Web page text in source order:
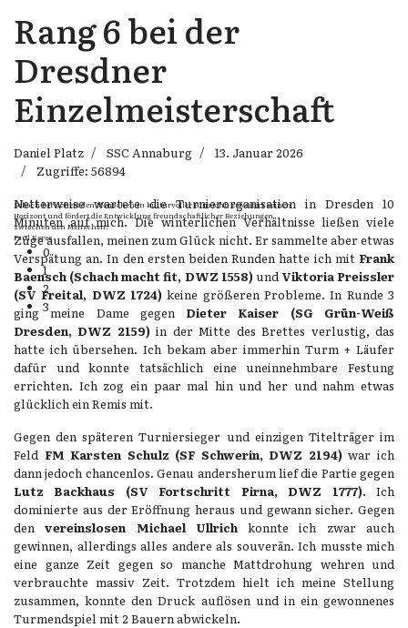
Schach bereichert den Menschen in kulturvoller Hinsicht, erweitert seinen
Horizont und fördert die Entwicklung freundschaftlicher Beziehungen
zwischen den Menschen.
Paul Keres
0
1
2
3
Rang 6 bei der
Dresdner
Einzelmeisterschaft
Daniel Platz SSC Annaburg
13. Januar 2026
Zugriffe: 56894
Netterweise wartete die Turnierorganisation in Dresden 10
Minuten auf mich. Die winterlichen Verhältnisse ließen viele
Züge ausfallen, meinen zum Glück nicht. Er sammelte aber etwas
Verspätung an. In den ersten beiden Runden hatte ich mit Frank
Baensch (Schach macht fit, DWZ 1558)und Viktoria Preissler
(SV Freital, DWZ 1724) keine größeren Probleme. In Runde 3
ging meine Dame gegen Dieter Kaiser (SG Grün-Weiß
Dresden, DWZ 2159)in der Mitte des Brettes verlustig, das
hatte ich übersehen. Ich bekam aber immerhin Turm + Läufer
dafür und konnte tatsächlich eine uneinnehmbare Festung
errichten. Ich zog ein paar mal hin und her und nahm etwas
glücklich ein Remis mit.
Gegen den späteren Turniersieger und einzigen Titelträger im
Feld FM Karsten Schulz (SF Schwerin, DWZ 2194)war ich
dann jedoch chancenlos. Genau andersherum lief die Partie gegen
Lutz Backhaus (SV Fortschritt Pirna, DWZ 1777). Ich
dominierte aus der Eröffnung heraus und gewann sicher. Gegen
denvereinslosen Michael Ullrichkonnte ich zwar auch
gewinnen, allerdings alles andere als souverän. Ich musste mich
eine ganze Zeit gegen so manche Mattdrohung wehren und
verbrauchte massiv Zeit. Trotzdem hielt ich meine Stellung
zusammen, konnte den Druck auflösen und in ein gewonnenes
Turmendspiel mit 2 Bauern abwickeln.